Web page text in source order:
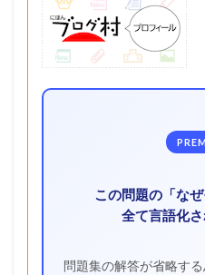
この問題の「な
全て言語化さ
問題集の解答が省略す